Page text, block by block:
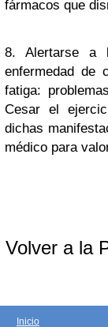
fármacos que
8. Alertarse a
enfermedad de
fatiga:
Cesar el
dichas
médico para
Volver a la
Inicio